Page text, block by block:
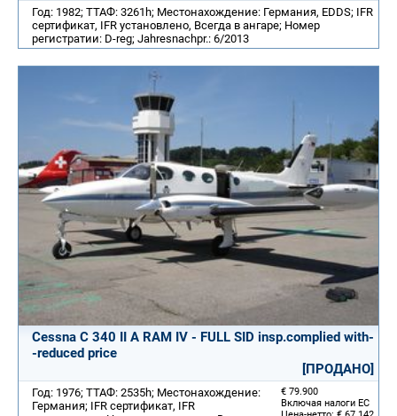
Год: 1982; ТТАФ: 3261h; Местонахождение: Германия, EDDS; IFR
сертификат, IFR установлено, Всегда в ангаре; Номер
регистратии: D-reg; Jahresnachpr.: 6/2013
Cessna C 340 II A RAM IV - FULL SID insp.complied with-
-reduced price
[ПРОДАНО]
€ 79.900
Включая налоги ЕС
Год: 1976; ТТАФ: 2535h; Местонахождение:
Германия; IFR сертификат, IFR